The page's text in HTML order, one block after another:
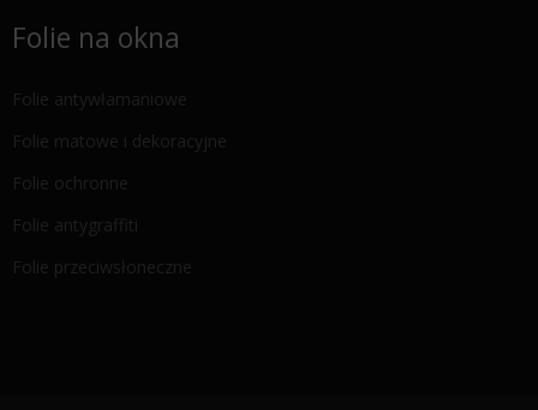
Folie na okna
Folie antywłamaniowe
Folie matowe i dekoracyjne
Folie ochronne
Folie antygraffiti
Folie przeciwsłoneczne